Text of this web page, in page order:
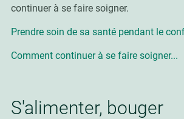
continuer à se faire soigner.
Prendre soin de sa santé pendant le
Comment continuer à se faire soigner...
S'alimenter, bouger